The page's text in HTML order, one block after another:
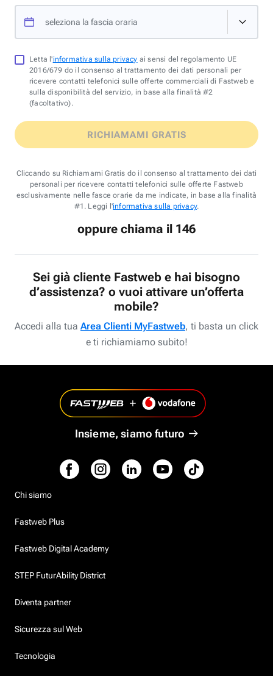
seleziona la fascia oraria
Letta l'informativa sulla privacy ai sensi del regolamento UE
2016/679 do il consenso al trattamento dei dati personali per
ricevere contatti telefonici sulle offerte commerciali di Fastweb e
sulla disponibilità del servizio, in base alla finalità #2
(facoltativo).
RICHIAMAMI GRATIS
Cliccando su Richiamami Gratis do il consenso al trattamento dei dati
personali per ricevere contatti telefonici sulle offerte Fastweb
esclusivamente nelle fasce orarie da me indicate, in base alla finalità
#1. Leggi l'informativa sulla privacy.
oppure chiama il 146
Sei già cliente Fastweb e hai bisogno
d’assistenza? o vuoi attivare un’offerta
mobile?
Accedi alla tua Area Clienti MyFastweb, ti basta un click
e ti richiamiamo subito!
Insieme, siamo futuro
Chi siamo
Fastweb Plus
Fastweb Digital Academy
STEP FuturAbility District
Diventa partner
Sicurezza sul Web
Tecnologia